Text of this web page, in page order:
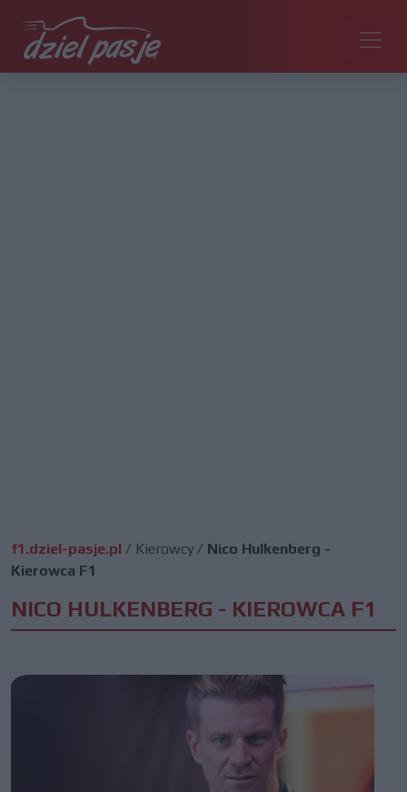
f1.dziel-pasje.pl / Kierowcy / Nico Hulkenberg -
Kierowca F1
NICO HULKENBERG - KIEROWCA F1